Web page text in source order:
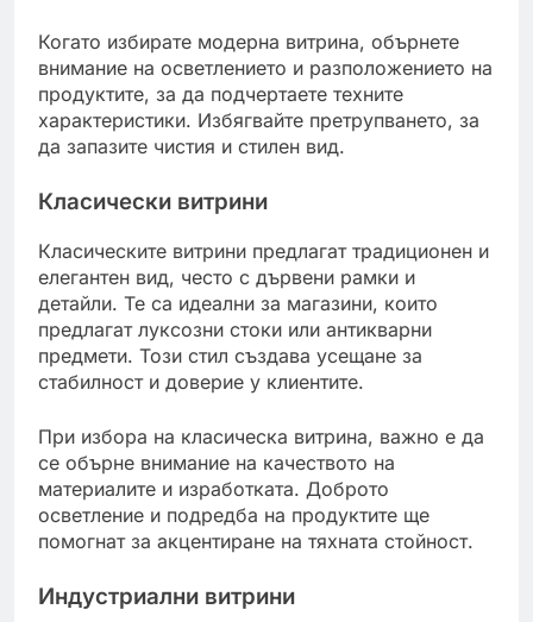
Когато избирате модерна витрина, обърнете
внимание на осветлението и разположението на
продуктите, за да подчертаете техните
характеристики. Избягвайте претрупването, за
да запазите чистия и стилен вид.
Класически витрини
Класическите витрини предлагат традиционен и
елегантен вид, често с дървени рамки и
детайли. Те са идеални за магазини, които
предлагат луксозни стоки или антикварни
предмети. Този стил създава усещане за
стабилност и доверие у клиентите.
При избора на класическа витрина, важно е да
се обърне внимание на качеството на
материалите и изработката. Доброто
осветление и подредба на продуктите ще
помогнат за акцентиране на тяхната стойност.
Индустриални витрини